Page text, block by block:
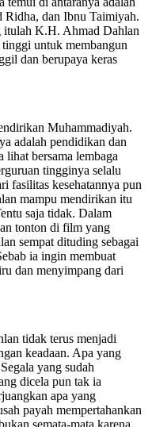
dan Ibnu Taimiyah.
itulah K.H. Ahmad Dahlan
untuk membangun
dan berupaya keras
Muhammadiyah.
adalah pendidikan dan
lihat bersama lembaga
tingginya selalu
fasilitas kesehatannya pun
mampu mendirikan itu
saja tidak. Dalam
tonton di film yang
sempat dituding sebagai
ia ingin membuat
dan menyimpang dari
tidak terus menjadi
keadaan. Apa yang
yang sudah
dicela pun tak ia
apa yang
payah mempertahankan